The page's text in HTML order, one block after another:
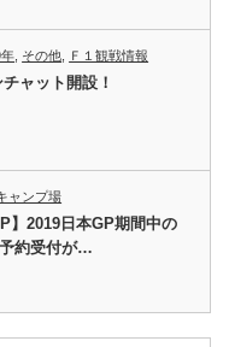
その他 Ｆ１観戦情報
ャット開設！
ャンプ場
】2019日本GP期間中の
約受付が…